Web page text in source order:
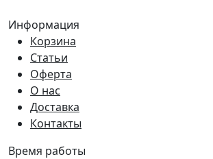
Информация
Корзина
Статьи
Оферта
О нас
Доставка
Контакты
Время работы